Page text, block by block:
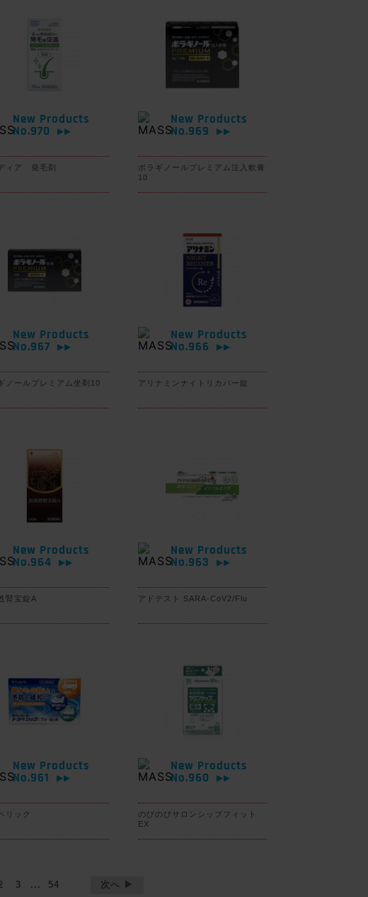
New Products
No.970
▶▶
ィア 発毛剤
New Products
No.969
▶▶
ボラギノールプレミアム注入軟膏
10
New Products
No.967
▶▶
ノールプレミアム坐剤10
New Products
No.966
▶▶
アリナミンナイトリカバー錠
New Products
No.964
▶▶
腎宝錠A
New Products
No.963
▶▶
アドテスト SARA-CoV2/Flu
New Products
No.961
▶▶
リック
New Products
No.960
▶▶
のびのびサロンシップフィット
EX
3 ... 54 次へ ▶